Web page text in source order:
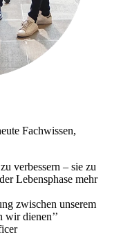
Fachwissen,
verbessern – sie zu
Lebensphase mehr
zwischen unserem
dienen’’